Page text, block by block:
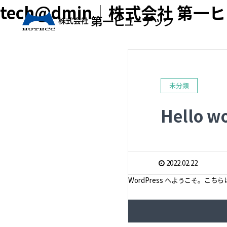
tech@dmin｜株式会社 第一
未分類
Hello
2022.02.22
WordPress へようこそ。こちら